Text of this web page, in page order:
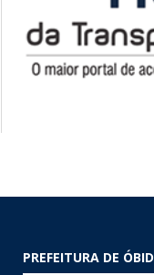
PREFEITURA DE